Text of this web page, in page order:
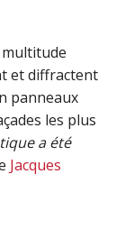
et diffractent
panneaux
les plus
a été
Jacques